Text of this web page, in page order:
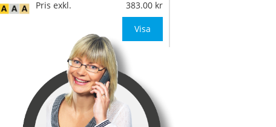
Höjd på siffrorna:85mm (1-4
Typsnitt:Helvetica medium
(även andra typsnitt om så
önskas)
Pris exkl. 383.00
Visa